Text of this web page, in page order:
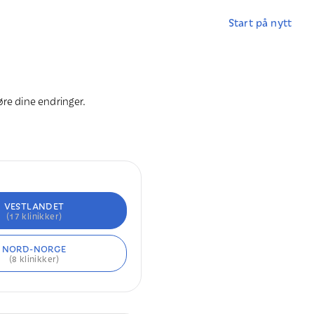
Start på nytt
dine endringer.
VESTLANDET
(17 klinikker)
NORD-NORGE
(8 klinikker)